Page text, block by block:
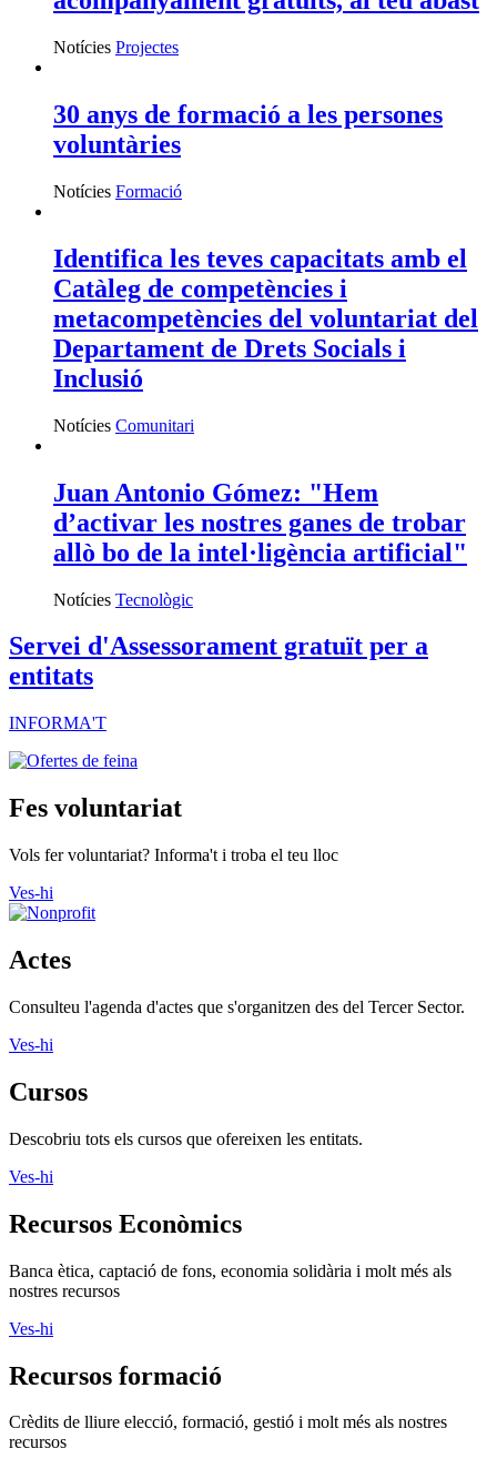
Notícies Projectes
30 anys de formació a les persones
voluntàries
Notícies Formació
Identifica les teves capacitats amb el
Catàleg de competències i
metacompetències del voluntariat del
Departament de Drets Socials i
Inclusió
Notícies Comunitari
Juan Antonio Gómez: "Hem
d’activar les nostres ganes de trobar
allò bo de la intel·ligència artificial"
Notícies Tecnològic
Servei d'Assessorament gratuït per a
entitats
INFORMA'T
Fes voluntariat
Vols fer voluntariat? Informa't i troba el teu lloc
Ves-hi
Actes
Consulteu l'agenda d'actes que s'organitzen des del Tercer Sector.
Ves-hi
Cursos
Descobriu tots els cursos que ofereixen les entitats.
Ves-hi
Recursos Econòmics
Banca ètica, captació de fons, economia solidària i molt més als
nostres recursos
Ves-hi
Recursos formació
Crèdits de lliure elecció, formació, gestió i molt més als nostres
recursos